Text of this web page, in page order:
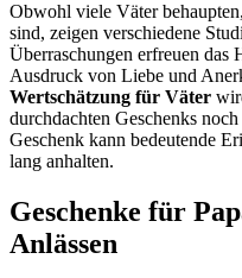
Obwohl viele Väter
sind, zeigen verschiedene
Überraschungen erfreuen
Ausdruck von Liebe und
Wertschätzung für Väter
durchdachten Geschenks
Geschenk kann bedeutende
lang anhalten.
Geschenke für
Anlässen